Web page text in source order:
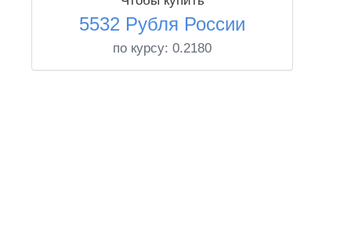
5532 Рубля России
по курсу: 0.2180